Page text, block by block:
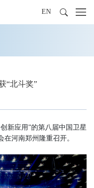
EN
“北斗奖”
新应用”的第八届中国卫星
河南郑州隆重召开。